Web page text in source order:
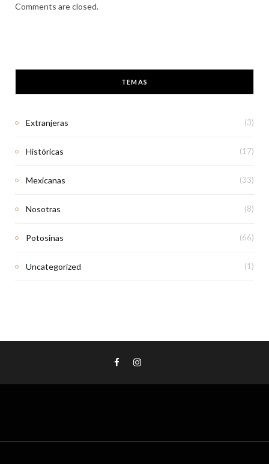
Comments are closed.
TEMAS
Extranjeras (3)
Históricas (17)
Mexicanas (33)
Nosotras (8)
Potosinas (66)
Uncategorized (1)